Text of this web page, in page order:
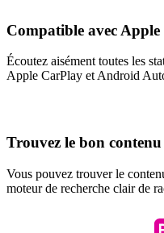
Compatible avec
Écoutez aisément toutes les
Apple CarPlay et Android
Trouvez le bon contenu
Vous pouvez trouver le
moteur de recherche clair de